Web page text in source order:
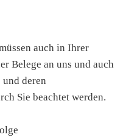
auch in Ihrer
Belege an uns und auch
deren
Sie beachtet werden.